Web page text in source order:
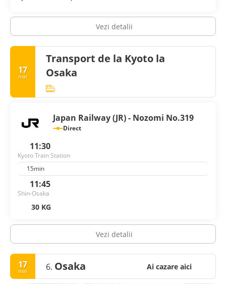
Vezi detalii
17
mai
Transport de la Kyoto la
Osaka
Japan Railway (JR) - Nozomi No.319
Direct
11:30
Kyoto Train Station
15min
11:45
Shin-Osaka
30 KG
Vezi detalii
17
mai 6. Osaka Ai cazare aici